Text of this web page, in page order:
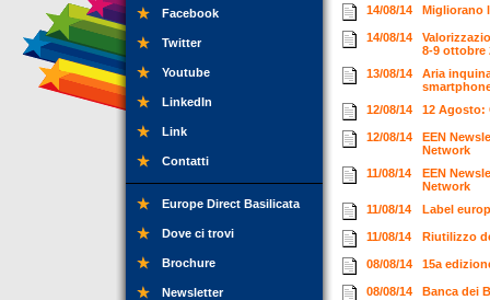
Facebook
Twitter
Youtube
LinkedIn
Link
Contatti
Europe Direct Basilicata
Dove ci trovi
Brochure
Newsletter
14/08/14 Migliorano
14/08/14
8-9 ottobre
13/08/14
Aria
12/08/14
12 Agosto:
12/08/14
EEN
Network
11/08/14
EEN
Network
11/08/14
Label
11/08/14 Riutilizzo
08/08/14 15a
08/08/14 Banca dei